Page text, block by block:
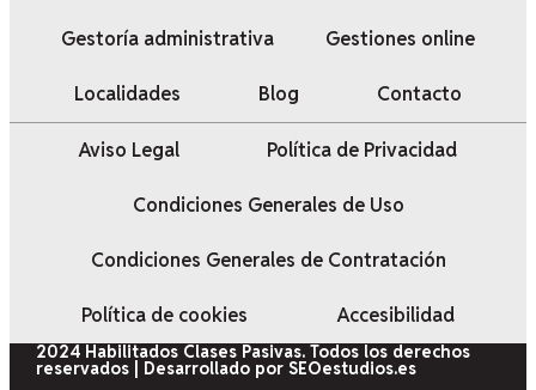
Gestoría administrativa Gestiones online
Localidades Blog Contacto
Aviso Legal Política de Privacidad
Condiciones Generales de Uso
Condiciones Generales de Contratación
Política de cookies Accesibilidad
2024 Habilitados Clases Pasivas. Todos los derechos
reservados | Desarrollado por SEOestudios.es